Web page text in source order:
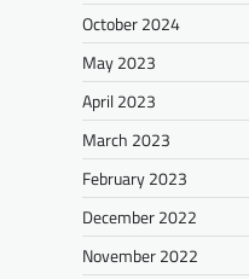
October 2024
May 2023
April 2023
March 2023
February 2023
December 2022
November 2022